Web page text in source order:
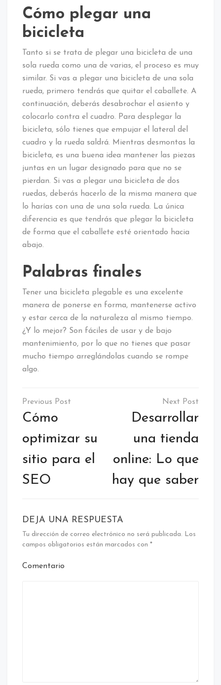
Cómo plegar una
bicicleta
Tanto si se trata de plegar una bicicleta de una
sola rueda como una de varias, el proceso es muy
similar. Si vas a plegar una bicicleta de una sola
rueda, primero tendrás que quitar el caballete. A
continuación, deberás desabrochar el asiento y
colocarlo contra el cuadro. Para desplegar la
bicicleta, sólo tienes que empujar el lateral del
cuadro y la rueda saldrá. Mientras desmontas la
bicicleta, es una buena idea mantener las piezas
juntas en un lugar designado para que no se
pierdan. Si vas a plegar una bicicleta de dos
ruedas, deberás hacerlo de la misma manera que
lo harías con una de una sola rueda. La única
diferencia es que tendrás que plegar la bicicleta
de forma que el caballete esté orientado hacia
abajo.
Palabras finales
Tener una bicicleta plegable es una excelente
manera de ponerse en forma, mantenerse activo
y estar cerca de la naturaleza al mismo tiempo.
¿Y lo mejor? Son fáciles de usar y de bajo
mantenimiento, por lo que no tienes que pasar
mucho tiempo arreglándolas cuando se rompe
algo.
Navegación
de
entradas
Cómo
optimizar su
sitio para el
SEO
Desarrollar
una tienda
online: Lo que
hay que saber
DEJA UNA RESPUESTA
Tu dirección de correo electrónico no será publicada. Los
campos obligatorios están marcados con *
Comentario